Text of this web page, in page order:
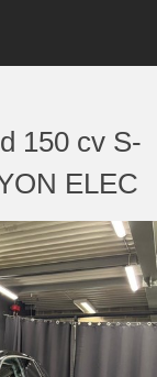
150 cv S-
ELEC